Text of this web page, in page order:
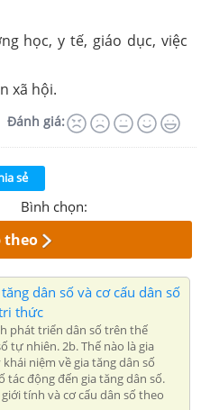
học, y tế, giáo dục, việc
xã hội.
Đánh giá:
sẻ
Bình chọn:
theo
dân số và cơ cấu dân số
thức
phát triển dân số trên thế
tự nhiên. 2b. Thế nào là gia
niệm về gia tăng dân số
tác động đến gia tăng dân số.
tính và cơ cấu dân số theo